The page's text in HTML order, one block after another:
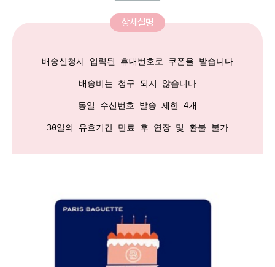
상세설명
배송신청시 입력된 휴대번호로 쿠폰을 받습니다
배송비는 청구 되지 않습니다
동일 수신번호 발송 제한 4개